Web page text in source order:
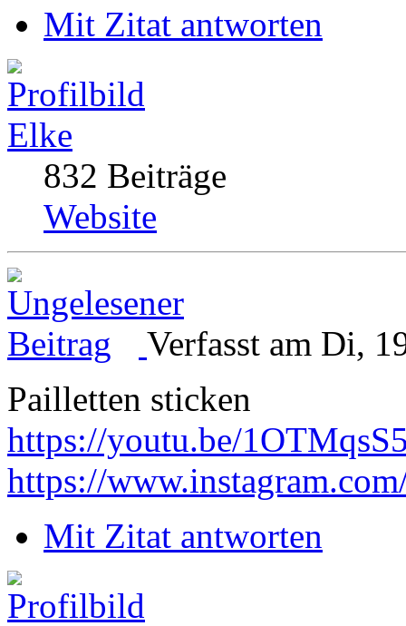
Mit Zitat antworten
Elke
832 Beiträge
Website
Verfasst am Di,
Pailletten sticken
https://youtu.be/
https://
Mit Zitat antworten